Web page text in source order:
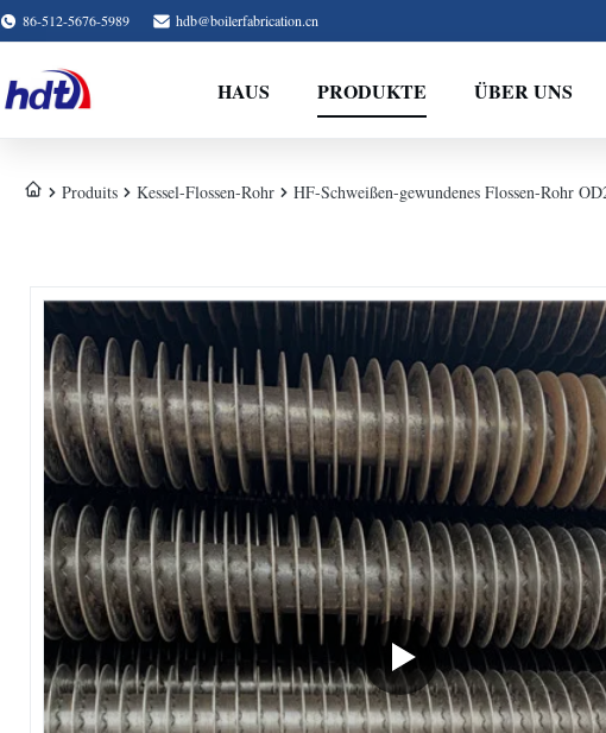
86-512-5676-5989 hdb@boilerfabrication.cn
HAUS PRODUKTE ÜBER UNS
Produits Kessel-Flossen-Rohr HF-Schweißen-gewundenes Flossen-Rohr